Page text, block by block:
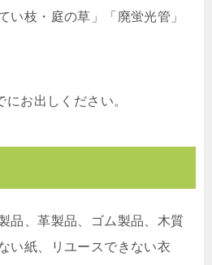
い枝・庭の草」「廃蛍光管」
お出しください。
品、革製品、ゴム製品、木質
い紙、リユースできない衣